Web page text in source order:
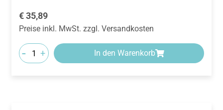
Regulärer Preis:
€ 35,89
Preise inkl. MwSt. zzgl. Versandkosten
- + In den Warenkorb